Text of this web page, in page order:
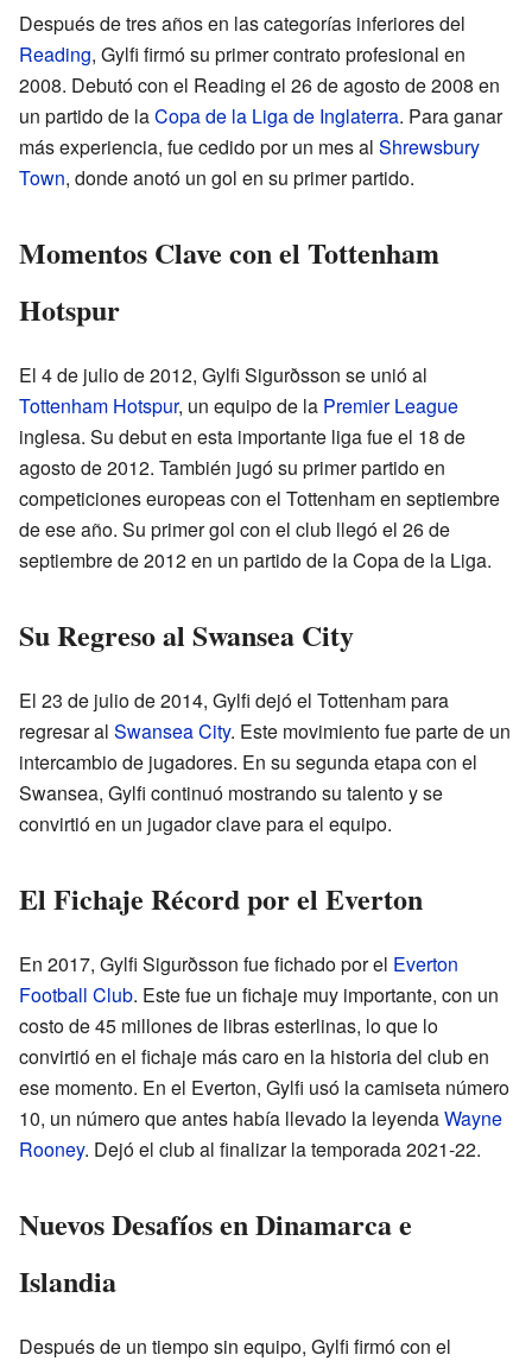
Después de tres años en las categorías inferiores del
Reading, Gylfi firmó su primer contrato profesional en
2008. Debutó con el Reading el 26 de agosto de 2008 en
un partido de laCopa de la Liga de Inglaterra. Para ganar
más experiencia, fue cedido por un mes al Shrewsbury
Town, donde anotó un gol en su primer partido.
Momentos Clave con el Tottenham
Hotspur
El 4 de julio de 2012, Gylfi Sigurðsson se unió al
Tottenham Hotspur, un equipo de la Premier League
inglesa. Su debut en esta importante liga fue el 18 de
agosto de 2012. También jugó su primer partido en
competiciones europeas con el Tottenham en septiembre
de ese año. Su primer gol con el club llegó el 26 de
septiembre de 2012 en un partido de la Copa de la Liga.
Su Regreso al Swansea City
El 23 de julio de 2014, Gylfi dejó el Tottenham para
regresar al Swansea City. Este movimiento fue parte de un
intercambio de jugadores. En su segunda etapa con el
Swansea, Gylfi continuó mostrando su talento y se
convirtió en un jugador clave para el equipo.
El Fichaje Récord por el Everton
En 2017, Gylfi Sigurðsson fue fichado por el Everton
Football Club. Este fue un fichaje muy importante, con un
costo de 45 millones de libras esterlinas, lo que lo
convirtió en el fichaje más caro en la historia del club en
ese momento. En el Everton, Gylfi usó la camiseta número
10, un número que antes había llevado la leyendaWayne
Rooney. Dejó el club al finalizar la temporada 2021-22.
Nuevos Desafíos en Dinamarca e
Islandia
Después de un tiempo sin equipo, Gylfi firmó con el